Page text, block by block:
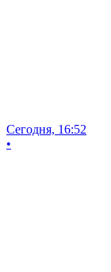
Сегодня, 16:52
•